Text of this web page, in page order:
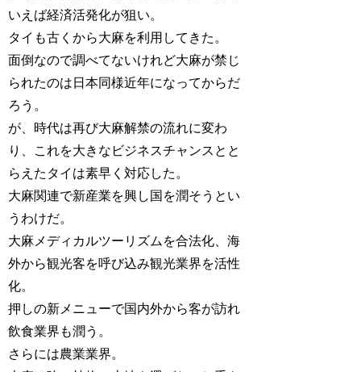
いえば経済活発化が狙い。
タイも古くから大麻を利用してきた。
面倒なので調べてないけれど大麻が禁じ
られたのは日本同様近年になってからだ
ろう。
が、時代は再び大麻解禁の流れに変わ
り、これを大きなビジネスチャンスとと
らえたタイは素早く対応した。
大麻関連で新産業を興し国を潤そうとい
うわけだ。
大麻メディカルツーリズムを合法化、海
外から観光客を呼び込み観光業界を活性
化。
押しの新メニューで国内外から客が訪れ
飲食業界も潤う。
さらには農業業界。